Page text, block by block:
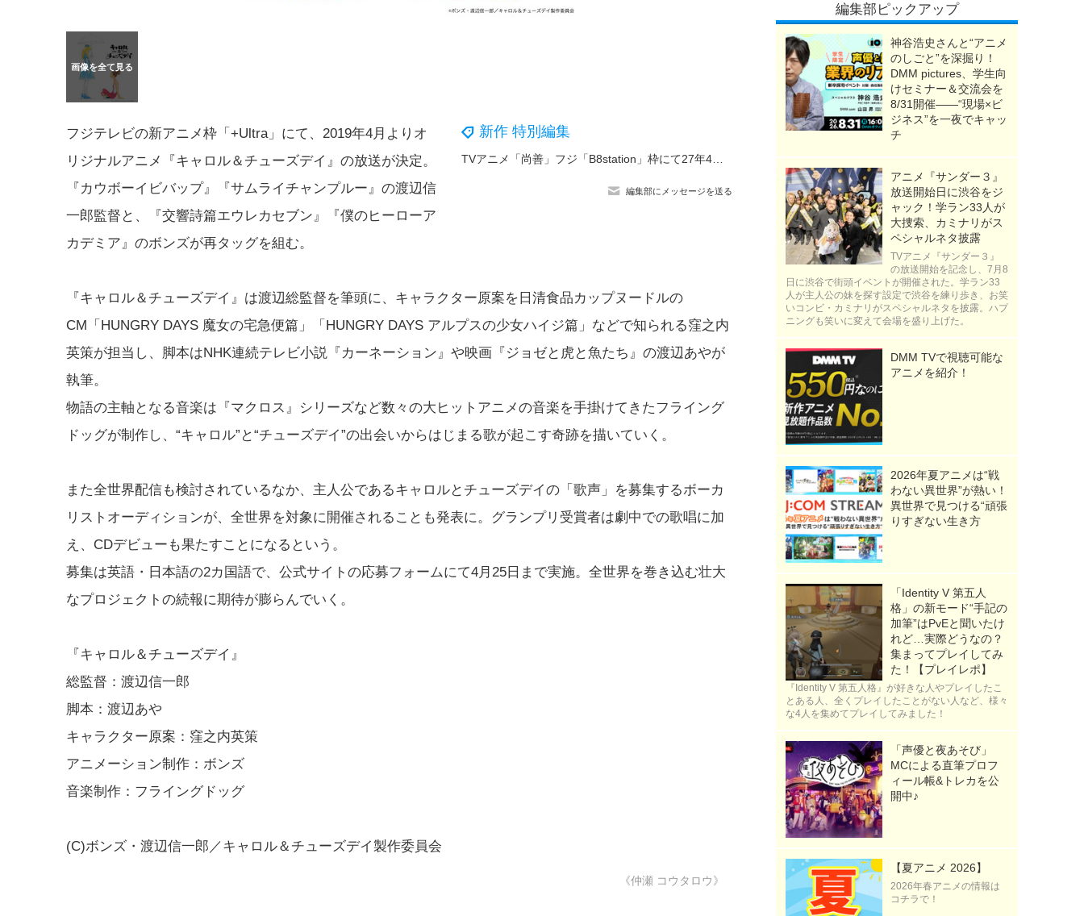
新作 特別編集
編集部にメッセージを送る
フジテレビの新アニメ枠「+Ultra」にて、2019年4月よりオ
リジナルアニメ『キャロル＆チューズデイ』の放送が決定。
『カウボーイビバップ』『サムライチャンプルー』の渡辺信
一郎監督と、『交響詩篇エウレカセブン』『僕のヒーローア
カデミア』のボンズが再タッグを組む。
『キャロル＆チューズデイ』は渡辺総監督を筆頭に、キャラクター原案を日清食品カップヌードルの
CM「HUNGRY DAYS 魔女の宅急便篇」「HUNGRY DAYS アルプスの少女ハイジ篇」などで知られる窪之内
英策が担当し、脚本はNHK連続テレビ小説『カーネーション』や映画『ジョゼと虎と魚たち』の渡辺あやが
執筆。
物語の主軸となる音楽は『マクロス』シリーズなど数々の大ヒットアニメの音楽を手掛けてきたフライング
ドッグが制作し、“キャロル”と“チューズデイ”の出会いからはじまる歌が起こす奇跡を描いていく。
また全世界配信も検討されているなか、主人公であるキャロルとチューズデイの「歌声」を募集するボーカ
リストオーディションが、全世界を対象に開催されることも発表に。グランプリ受賞者は劇中での歌唱に加
え、CDデビューも果たすことになるという。
募集は英語・日本語の2カ国語で、公式サイトの応募フォームにて4月25日まで実施。全世界を巻き込む壮大
なプロジェクトの続報に期待が膨らんでいく。
『キャロル＆チューズデイ』
総監督：渡辺信一郎
脚本：渡辺あや
キャラクター原案：窪之内英策
アニメーション制作：ボンズ
音楽制作：フライングドッグ
(C)ボンズ・渡辺信一郎／キャロル＆チューズデイ製作委員会
《仲瀬 コウタロウ》
編集部ピックアップ
神谷浩史さんと“アニメ
のしごと”を深掘り！
DMM pictures、学生向
けセミナー＆交流会を
8/31開催――“現場×ビ
ジネス”を一夜でキャッ
チ
アニメ『サンダー３』
放送開始日に渋谷をジ
ャック！学ラン33人が
大捜索、カミナリがス
ペシャルネタ披露
TVアニメ『サンダー３』
の放送開始を記念し、7月8
日に渋谷で街頭イベントが開催された。学ラン33
人が主人公の妹を探す設定で渋谷を練り歩き、お笑
いコンビ・カミナリがスペシャルネタを披露。ハプ
ニングも笑いに変えて会場を盛り上げた。
DMM TVで視聴可能な
アニメを紹介！
2026年夏アニメは“戦
わない異世界”が熱い！
異世界で見つける“頑張
りすぎない生き方
「Identity V 第五人
格」の新モード“手記の
加筆”はPvEと聞いたけ
れど…実際どうなの？
集まってプレイしてみ
た！【プレイレポ】
『Identity V 第五人格』が好きな人やプレイしたこ
とある人、全くプレイしたことがない人など、様々
な4人を集めてプレイしてみました！
「声優と夜あそび」
MCによる直筆プロフ
ィール帳&トレカを公
開中♪
【夏アニメ 2026】
2026年春アニメの情報は
コチラで！